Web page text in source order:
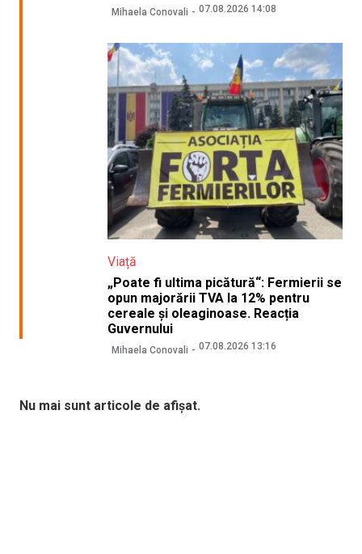
Mihaela Conovali 07.08.2026 14:08
Viață
„Poate fi ultima picătură“: Fermierii se
opun majorării TVA la 12% pentru
cereale și oleaginoase. Reacția
Guvernului
Mihaela Conovali 07.08.2026 13:16
Nu mai sunt articole de afișat.